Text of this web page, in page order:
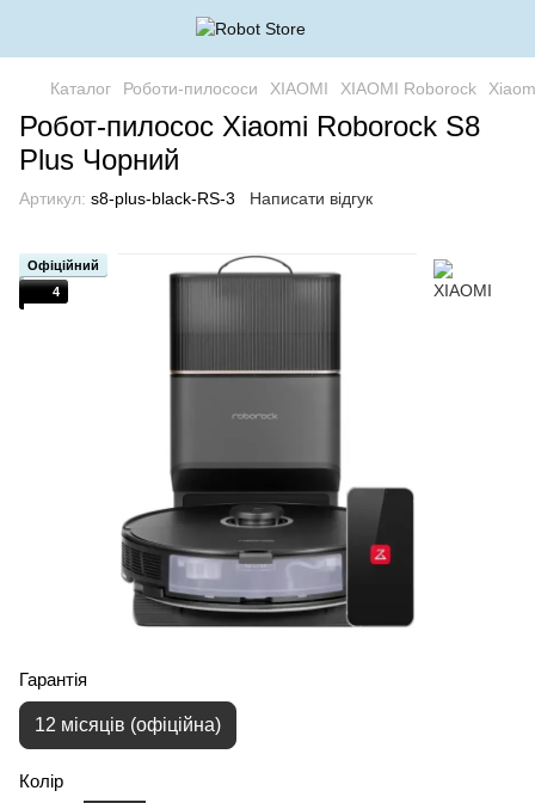
Каталог Роботи-пилососи XIAOMI XIAOMI Roborock
Робот-пилосос Xiaomi Roborock S8
Plus Чорний
Артикул: s8-plus-black-RS-3 Написати відгук
Офіційний
4
Гарантія
12 місяців (офіційна)
Колір